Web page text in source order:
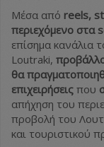
Μέσα από reels,
περιεχόμενο στα
επίσημα κανάλια
Loutraki,
θα
επιχειρήσεις που
απήχηση του
προβολή του
και τουριστικού